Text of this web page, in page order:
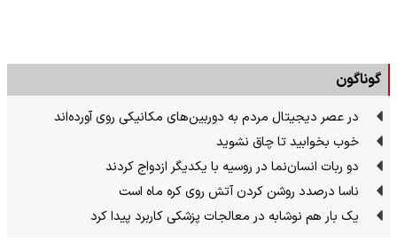
گوناگون
در عصر دیجیتال مردم به دوربین‌های مکانیکی روی آورده‌اند
خوب بخوابید تا چاق نشوید
دو ربات انسان‌نما در روسیه با یکدیگر ازدواج کردند
ناسا درصدد روشن کردن آتش روی کره ماه است
یک بار هم نوشابه در معالجات پزشکی کاربرد پیدا کرد